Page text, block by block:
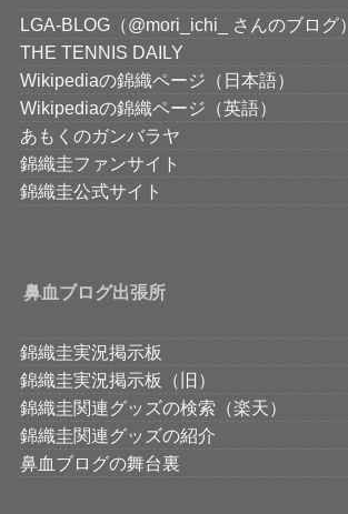
LGA-BLOG（@mori_ichi_ さんのブログ）
THE TENNIS DAILY
Wikipediaの錦織ページ（日本語）
Wikipediaの錦織ページ（英語）
あもくのガンバラヤ
錦織圭ファンサイト
錦織圭公式サイト
鼻血ブログ出張所
錦織圭実況掲示板
錦織圭実況掲示板（旧）
錦織圭関連グッズの検索（楽天）
錦織圭関連グッズの紹介
鼻血ブログの舞台裏